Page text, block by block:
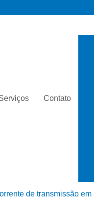
Contato
de transmissão em